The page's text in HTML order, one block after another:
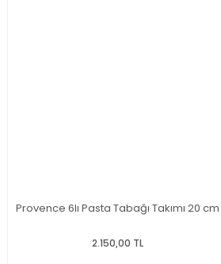
Provence 6lı Pasta Tabağı Takımı 20 cm
2.150,00 TL